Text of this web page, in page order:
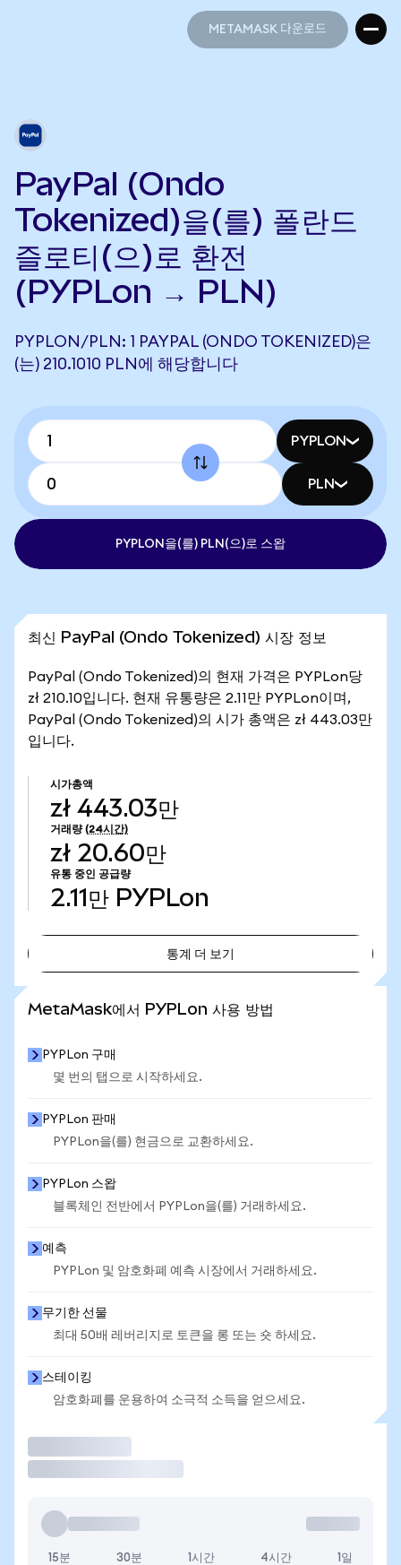
METAMASK 다운로드
PayPal (Ondo
Tokenized)을(를) 폴란드
즐로티(으)로 환전
(PYPLon → PLN)
PYPLON/PLN: 1 PAYPAL (ONDO TOKENIZED)은
(는) 210.1010 PLN에 해당합니다
PYPLON
PLN
PYPLON을(를) PLN(으)로 스왑
최신 PayPal (Ondo Tokenized) 시장 정보
PayPal (Ondo Tokenized)의 현재 가격은 PYPLon당
zł 210.10입니다. 현재 유통량은 2.11만 PYPLon이며,
PayPal (Ondo Tokenized)의 시가 총액은 zł 443.03만
입니다.
시가총액
zł 443.03만
거래량 (24시간)
zł 20.60만
유통 중인 공급량
2.11만 PYPLon
통계 더 보기
MetaMask에서 PYPLon 사용 방법
PYPLon 구매
몇 번의 탭으로 시작하세요.
PYPLon 판매
PYPLon을(를) 현금으로 교환하세요.
PYPLon 스왑
블록체인 전반에서 PYPLon을(를) 거래하세요.
예측
PYPLon 및 암호화폐 예측 시장에서 거래하세요.
무기한 선물
최대 50배 레버리지로 토큰을 롱 또는 숏 하세요.
스테이킹
암호화폐를 운용하여 소극적 소득을 얻으세요.
15분 30분 1시간 4시간 1일